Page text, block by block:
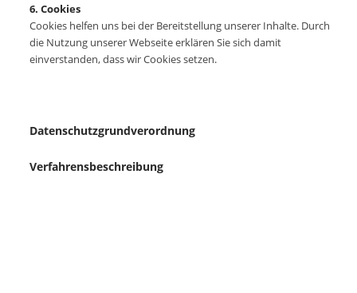
6. Cookies
Cookies helfen uns bei der Bereitstellung unserer Inhalte. Durch
die Nutzung unserer Webseite erklären Sie sich damit
einverstanden, dass wir Cookies setzen.
Datenschutzgrundverordnung
Verfahrensbeschreibung